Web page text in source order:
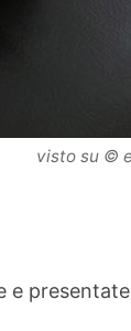
visto su ©